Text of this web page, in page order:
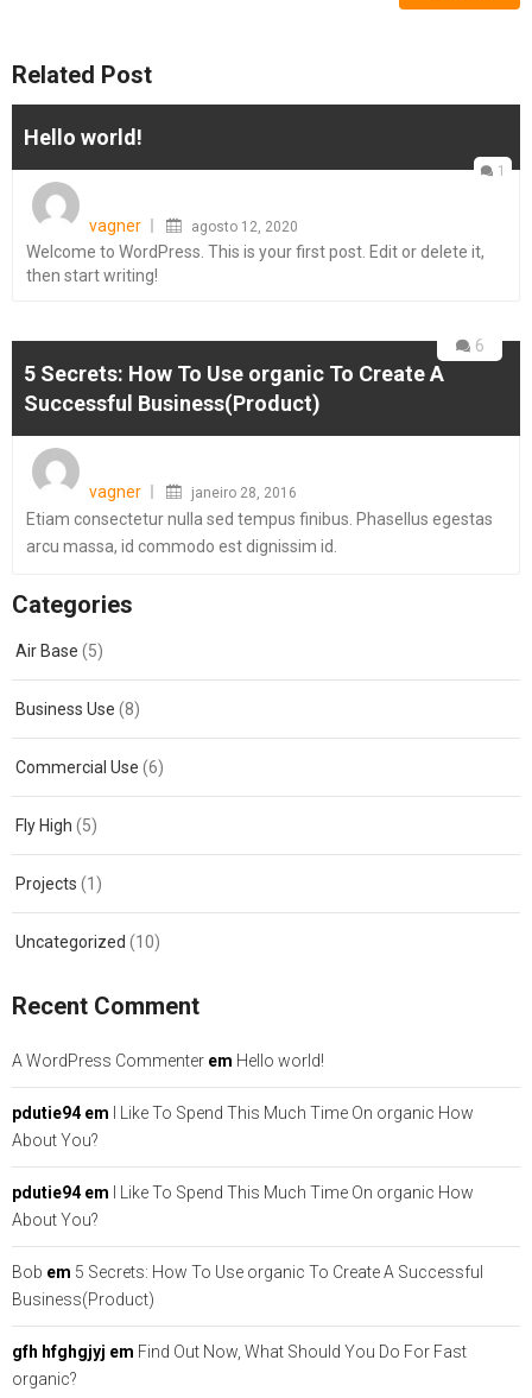
Related Post
1
Hello world!
vagner
agosto 12, 2020
Welcome to WordPress. This is your first post. Edit or delete it,
then start writing!
6
5 Secrets: How To Use organic To Create A
Successful Business(Product)
vagner
janeiro 28, 2016
Etiam consectetur nulla sed tempus finibus. Phasellus egestas
arcu massa, id commodo est dignissim id.
Categories
Air Base (5)
Business Use (8)
Commercial Use (6)
Fly High (5)
Projects (1)
Uncategorized (10)
Recent Comment
A WordPress Commenter em Hello world!
pdutie94em
I Like To Spend This Much Time On organic How
About You?
pdutie94em
I Like To Spend This Much Time On organic How
About You?
Bob em 5 Secrets: How To Use organic To Create A Successful
Business(Product)
gfh hfghgjyj em Find Out Now, What Should You Do For Fast
organic?